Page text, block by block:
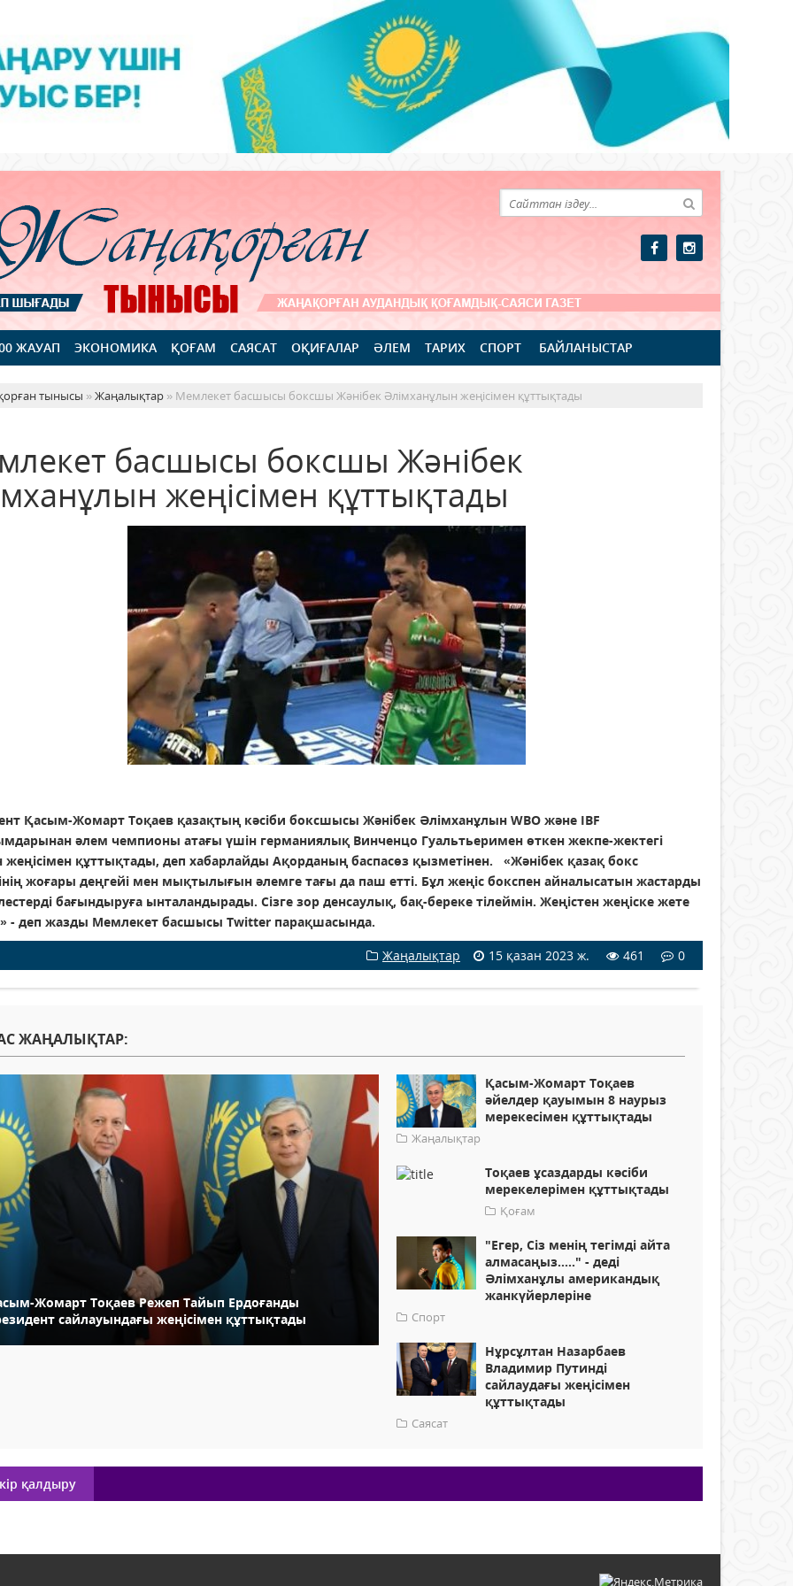
ЖАУАП ЭКОНОМИКА ҚОҒАМ САЯСАТ ОҚИҒАЛАР ӘЛЕМ ТАРИХ СПОРТ БАЙЛАНЫСТАР
тынысы »Жаңалықтар » Мемлекет басшысы боксшы Жәнібек Әлімханұлын жеңісімен құттықтады
басшысы боксшы Жәнібек
жеңісімен құттықтады
Қасым-Жомарт Тоқаев қазақтың кәсіби боксшысы Жәнібек Әлімханұлын WBO және IBF
әлем чемпионы атағы үшін германиялық Винченцо Гуальтьеримен өткен жекпе-жектегі
құттықтады, деп хабарлайды Ақорданың баспасөз қызметінен. «Жәнібек қазақ бокс
жоғары деңгейі мен мықтылығын әлемге тағы да паш етті. Бұл жеңіс бокспен айналысатын жастарды
бағындыруға ынталандырады. Сізге зор денсаулық, бақ-береке тілеймін. Жеңістен жеңіске жете
- деп жазды Мемлекет басшысы Twitter парақшасында.
Жаңалықтар
15 қазан 2023 ж. 461 0
ЖАҢАЛЫҚТАР:
Жомарт Тоқаев Режеп Тайып Ердоғанды
сайлауындағы жеңісімен құттықтады
Қасым-Жомарт Тоқаев
әйелдер қауымын 8 наурыз
мерекесімен құттықтады
Жаңалықтар
Тоқаев ұсаздарды кәсіби
мерекелерімен құттықтады
Қоғам
"Егер, Сіз менің тегімді айта
алмасаңыз....." - деді
Әлімханұлы американдық
жанкүйерлеріне
Спорт
Нұрсұлтан Назарбаев
Владимир Путинді
сайлаудағы жеңісімен
құттықтады
Саясат
қалдыру